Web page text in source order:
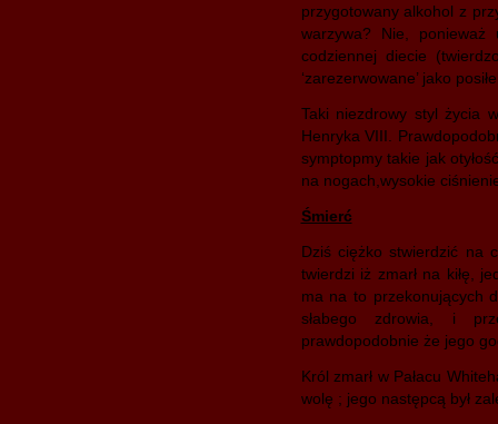
przygotowany alkohol z
warzywa? Nie,
codziennej diecie
‘zarezerwowane’ jako
Taki niezdrowy styl życia
Henryka VIII.
symptopmy takie jak
na nogach,wysokie
Śmierć
Dziś ciężko stwierdzić na
twierdzi iż zmarł na kiłę,
ma na to przekonujących
słabego zdrowia, i
prawdopodobnie że jego
Król zmarł w Pałacu
wolę ; jego następcą był